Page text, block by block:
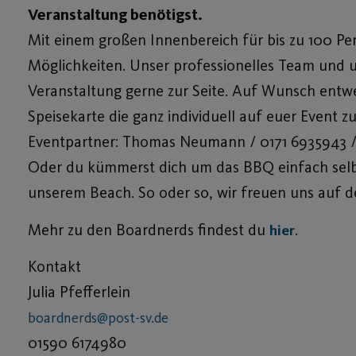
Veranstaltung benötigst.
Mit einem großen Innenbereich für bis zu 100
Möglichkeiten. Unser professionelles Team
Veranstaltung gerne zur Seite. Auf Wunsch
Speisekarte die ganz individuell auf euer Event
Eventpartner: Thomas Neumann / 0171 6935943
Oder du kümmerst dich um das BBQ einfach
unserem Beach. So oder so, wir freuen uns auf
Mehr zu den Boardnerds findest du hier.
Kontakt
Julia Pfefferlein
boardnerds@post-sv.de
01590 6174980